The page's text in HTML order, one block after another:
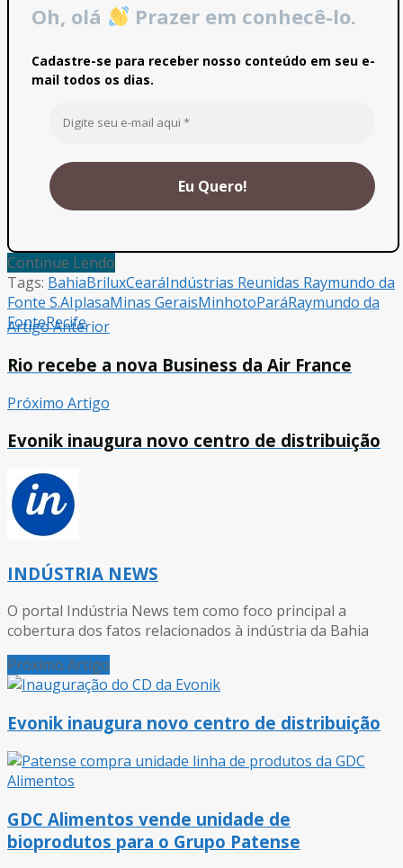
Oh, olá Prazer em conhecê-lo.
Cadastre-se para receber nosso conteúdo em seu e-
mail todos os dias.
Continue Lendo
Tags: BahiaBriluxCearáIndústrias Reunidas Raymundo da
Fonte S.AIplasaMinas GeraisMinhotoParáRaymundo da
FonteRecife
Artigo Anterior
Rio recebe a nova Business da Air France
Próximo Artigo
Evonik inaugura novo centro de distribuição
INDÚSTRIA NEWS
O portal Indústria News tem como foco principal a
cobertura dos fatos relacionados à indústria da Bahia
Próximo Artigo
Evonik inaugura novo centro de distribuição
GDC Alimentos vende unidade de
bioprodutos para o Grupo Patense